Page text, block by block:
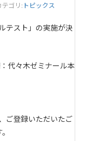
テゴリ: トピックス
テスト」の実施が決
代々木ゼミナール本
ご登録いただいたご